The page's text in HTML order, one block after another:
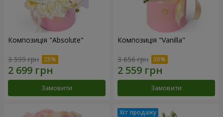
Композиція "Absolute"
3 599 грн
Замовити
Композиція "Vanilla"
3 656 грн
Замовити